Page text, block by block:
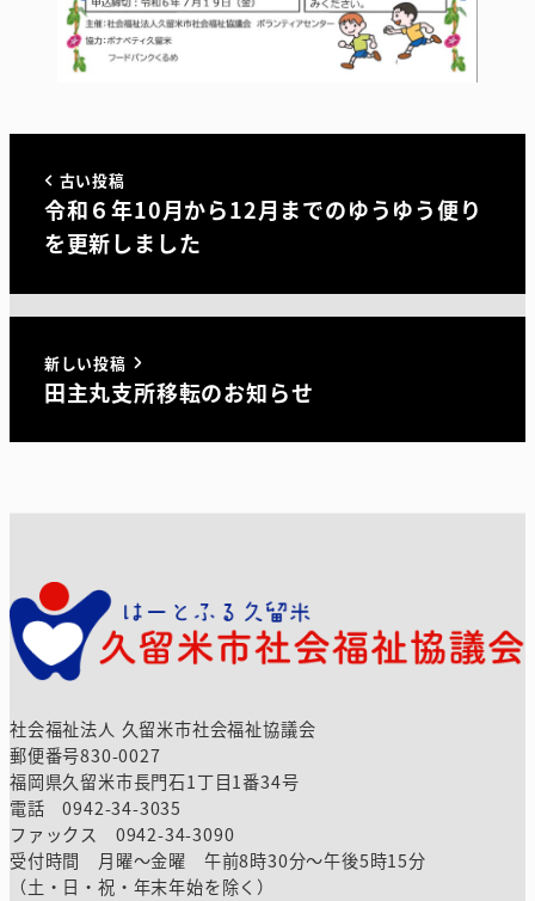
古い投稿
令和６年10月から12月までのゆうゆう便り
を更新しました
新しい投稿
田主丸支所移転のお知らせ
社会福祉法人 久留米市社会福祉協議会
郵便番号830-0027
福岡県久留米市長門石1丁目1番34号
電話 0942-34-3035
ファックス 0942-34-3090
受付時間 月曜～金曜 午前8時30分～午後5時15分
（土・日・祝・年末年始を除く）